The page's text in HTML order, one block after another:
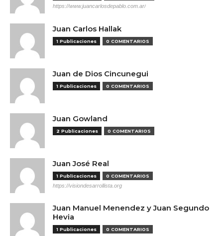
https://www.juancarlosdepablo.com.ar/
Juan Carlos Hallak
1 Publicaciones 0 COMENTARIOS
Juan de Dios Cincunegui
1 Publicaciones 0 COMENTARIOS
Juan Gowland
2 Publicaciones 0 COMENTARIOS
Juan José Real
1 Publicaciones 0 COMENTARIOS
https://visiondesarrollista.org
Juan Manuel Menendez y Juan Segundo
Hevia
1 Publicaciones 0 COMENTARIOS